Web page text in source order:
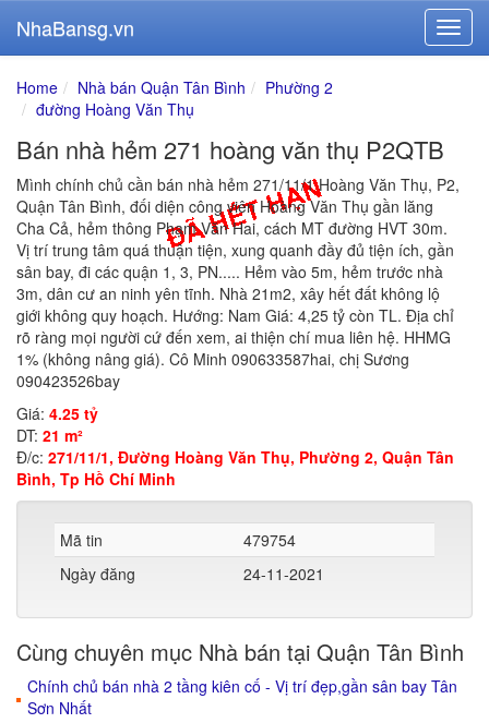
NhaBansg.vn
Home Nhà bán Quận Tân Bình
Phường 2
đường Hoàng Văn Thụ
Bán nhà hẻm 271 hoàng văn thụ P2QTB
Mình chính chủ cần bán nhà hẻm 271/11/1 Hoàng Văn Thụ, P2,
Quận Tân Bình, đối diện công viên Hoàng Văn Thụ gần lăng
Cha Cả, hẻm thông Phạm Văn Hai, cách MT đường HVT 30m.
Vị trí trung tâm quá thuận tiện, xung quanh đầy đủ tiện ích, gần
sân bay, đi các quận 1, 3, PN..... Hẻm vào 5m, hẻm trước nhà
3m, dân cư an ninh yên tĩnh. Nhà 21m2, xây hết đất không lộ
giới không quy hoạch. Hướng: Nam Giá: 4,25 tỷ còn TL. Địa chỉ
rõ ràng mọi người cứ đến xem, ai thiện chí mua liên hệ. HHMG
1% (không nâng giá). Cô Minh 090633587hai, chị Sương
090423526bay
Giá: 4.25 tỷ
DT: 21 m²
Đ/c: 271/11/1, Đường Hoàng Văn Thụ, Phường 2, Quận Tân
Bình, Tp Hồ Chí Minh
Mã tin
479754
Ngày đăng
24-11-2021
Cùng chuyên mục Nhà bán tại Quận Tân Bình
Chính chủ bán nhà 2 tầng kiên cố - Vị trí đẹp,gần sân bay Tân
Sơn Nhất